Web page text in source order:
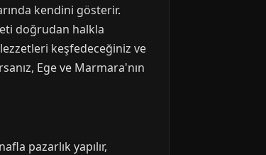
kendini gösterir.
doğrudan halkla
keşfedeceğiniz ve
Ege ve Marmara'nın
pazarlık yapılır,